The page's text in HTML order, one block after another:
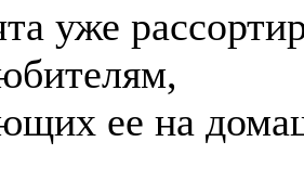
уже
ее на